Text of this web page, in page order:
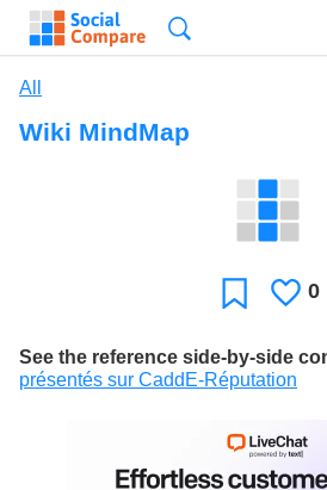
All
Wiki MindMap
Favorite
0
See the reference side-by-side
présentés sur CaddE-Réputation